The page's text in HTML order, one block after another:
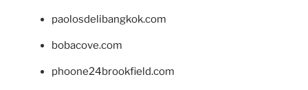
paolosdelibangkok.com
bobacove.com
phoone24brookfield.com